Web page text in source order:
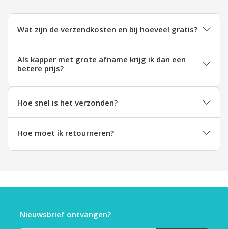
Wat zijn de verzendkosten en bij hoeveel gratis?
Als kapper met grote afname krijg ik dan een
betere prijs?
Hoe snel is het verzonden?
Hoe moet ik retourneren?
Nieuwsbrief ontvangen?